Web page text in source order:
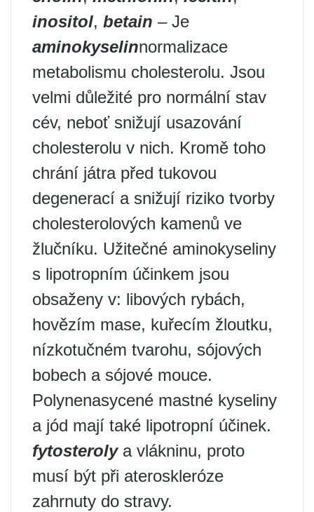
inositol, betain – Je
aminokyselinnormalizace
metabolismu cholesterolu. Jsou
velmi důležité pro normální stav
cév, neboť snižují usazování
cholesterolu v nich. Kromě toho
chrání játra před tukovou
degenerací a snižují riziko tvorby
cholesterolových kamenů ve
žlučníku. Užitečné aminokyseliny
s lipotropním účinkem jsou
obsaženy v: libových rybách,
hovězím mase, kuřecím žloutku,
nízkotučném tvarohu, sójových
bobech a sójové mouce.
Polynenasycené mastné kyseliny
a jód mají také lipotropní účinek.
fytosterolya vlákninu, proto
musí být při ateroskleróze
zahrnuty do stravy.